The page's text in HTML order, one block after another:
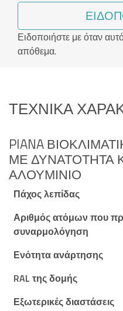
Ειδοποιήστε με όταν
απόθεμα.
ΤΕΧΝΙΚΆ
PIANA
ΜΕ ΔΥΝΑΤΌΤΗΤΑ
ΑΛΟΥΜΊΝΙΟ
Πάχος λεπίδας
Αριθμός ατόμων που
συναρμολόγηση
Ενότητα ανάρτησης
RAL της δομής
Εξωτερικές διαστάσεις